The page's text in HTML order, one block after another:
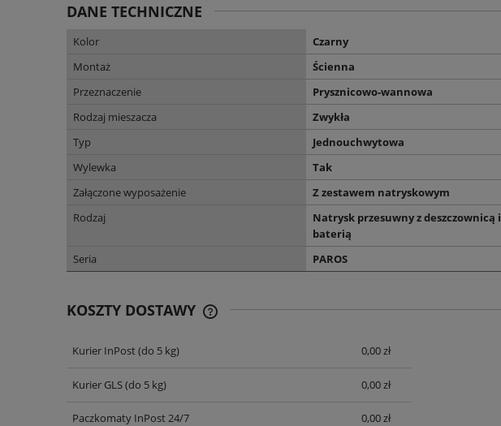
DANE TECHNICZNE
Kolor
Czarny
Montaż
Ścienna
Przeznaczenie
Prysznicowo-wannowa
Rodzaj mieszacza
Zwykła
Typ
Jednouchwytowa
Wylewka
Tak
Załączone wyposażenie
Z zestawem natryskowym
Rodzaj
Natrysk przesuwny z deszczownicą i
baterią
Seria
PAROS
KOSZTY DOSTAWY
CENA NIE ZAWIERA EWENTUALNYCH
Kurier InPost(do 5 kg) 0,00 zł
Kurier GLS(do 5 kg) 0,00 zł
Paczkomaty InPost 24/7 0,00 zł